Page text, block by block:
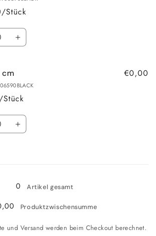
Stück
Erhöhe
200x290
cm
cm €0,00
Erhöhe
cm
0
Artikel gesamt
Produktzwischensumme
und Versand werden beim Checkout berechnet.